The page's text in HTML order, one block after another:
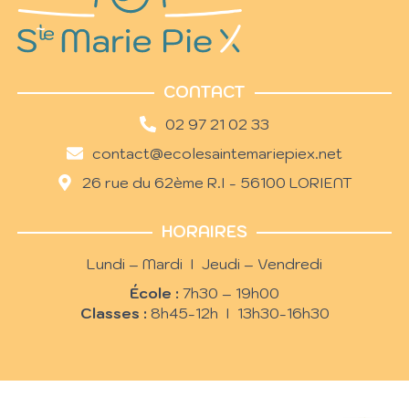
CONTACT
02 97 21 02 33
contact@ecolesaintemariepiex.net
26 rue du 62ème R.I - 56100 LORIENT
HORAIRES
Lundi – Mardi I Jeudi – Vendredi
École : 7h30 – 19h00
Classes : 8h45-12h I 13h30-16h30